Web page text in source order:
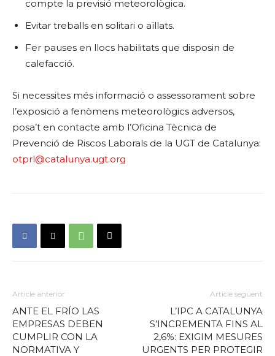
compte la previsió meteorològica.
Evitar treballs en solitari o aïllats.
Fer pauses en llocs habilitats que disposin de
calefacció.
Si necessites més informació o assessorament sobre
l’exposició a fenòmens meteorològics adversos,
posa’t en contacte amb l’Oficina Tècnica de
Prevenció de Riscos Laborals de la UGT de Catalunya:
otprl@catalunya.ugt.org
Article anterior
ANTE EL FRÍO LAS
EMPRESAS DEBEN
CUMPLIR CON LA
NORMATIVA Y
Article següent
L’IPC A CATALUNYA
S’INCREMENTA FINS AL
2,6%: EXIGIM MESURES
URGENTS PER PROTEGIR